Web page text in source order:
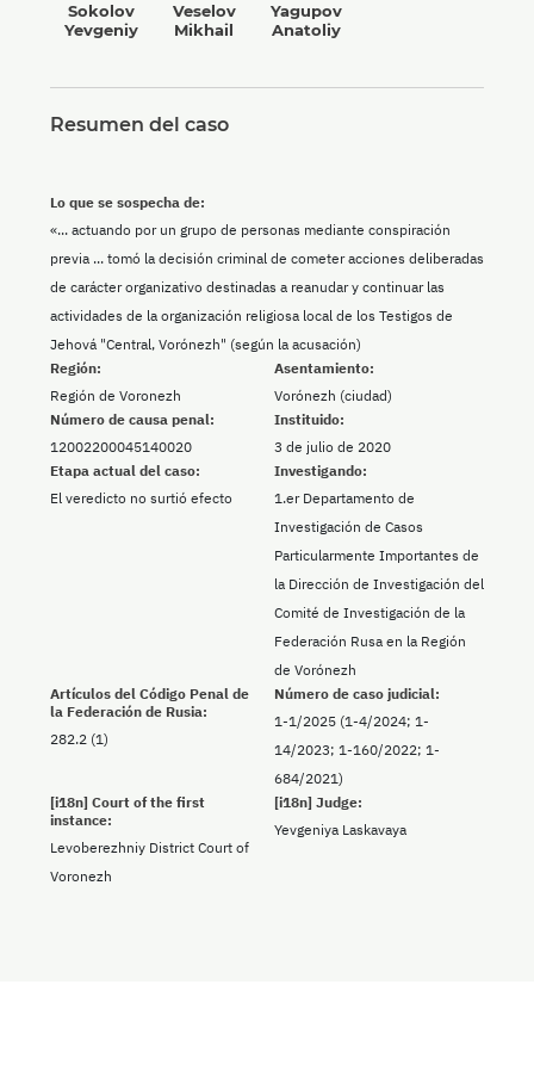
Sokolov
Yevgeniy
Veselov
Mikhail
Yagupov
Anatoliy
Resumen del caso
Región:
Región de Voronezh
Asentamiento:
Vorónezh (ciudad)
Lo que se sospecha de:
«... actuando por un grupo de personas mediante conspiración
previa ... tomó la decisión criminal de cometer acciones deliberadas
de carácter organizativo destinadas a reanudar y continuar las
actividades de la organización religiosa local de los Testigos de
Jehová "Central, Vorónezh" (según la acusación)
Número de causa penal:
12002200045140020
Instituido:
3 de julio de 2020
Etapa actual del caso:
El veredicto no surtió efecto
Investigando:
1.er Departamento de
Investigación de Casos
Particularmente Importantes de
la Dirección de Investigación del
Comité de Investigación de la
Federación Rusa en la Región
de Vorónezh
Artículos del Código Penal de
la Federación de Rusia:
282.2 (1)
Número de caso judicial:
1-1/2025 (1-4/2024; 1-
14/2023; 1-160/2022; 1-
684/2021)
[i18n] Court of the first
instance:
Levoberezhniy District Court of
Voronezh
[i18n] Judge:
Yevgeniya Laskavaya